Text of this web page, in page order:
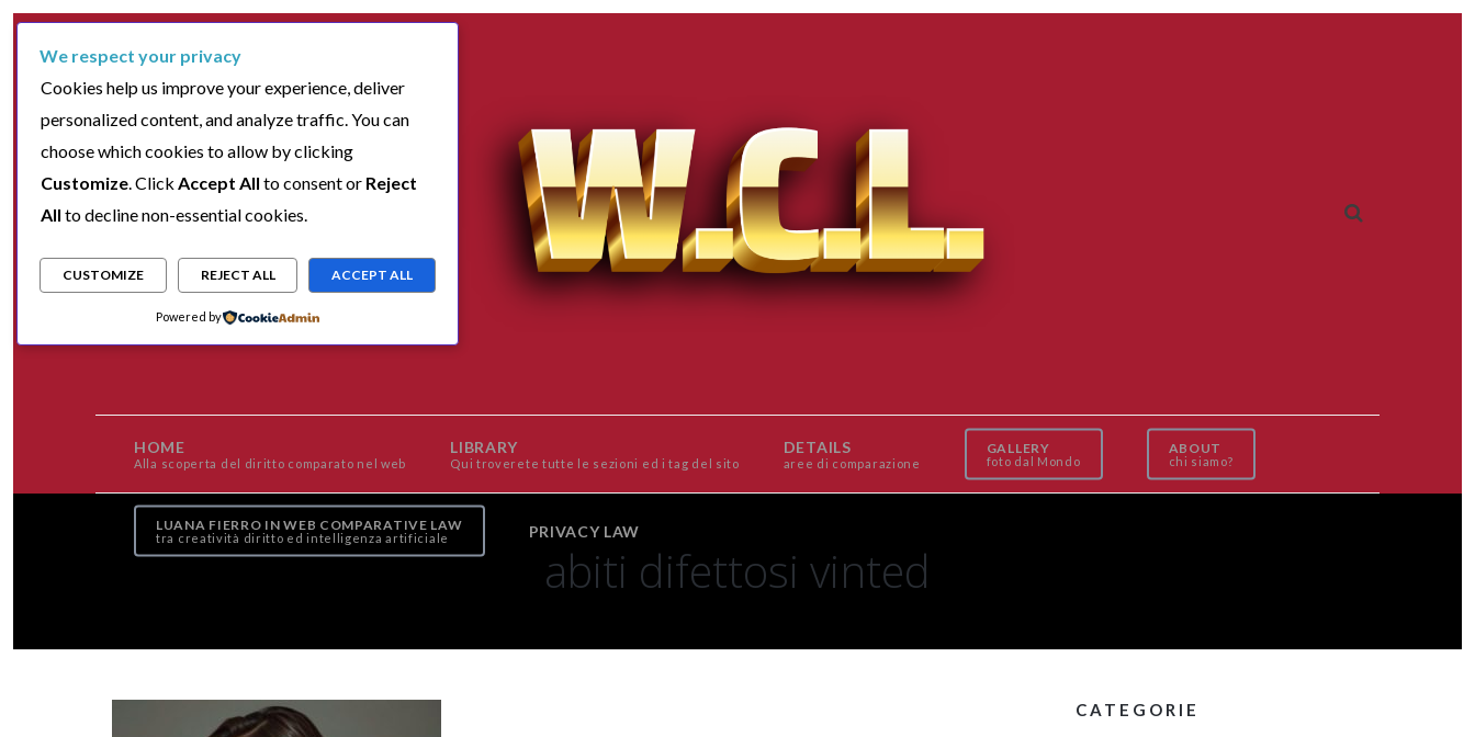
HOME
Alla scoperta del diritto comparato nel web
LIBRARY
Qui troverete tutte le sezioni ed i tag del sito
DETAILS
aree di comparazione
Family
Law
Law
GALLERY
foto dal Mondo
ABOUT
chi siamo?
LUANA FIERRO IN WEB COMPARATIVE LAW
tra creatività diritto ed intelligenza artificiale PRIVACY LAW
abiti difettosi vinted
CATEGORIE
We respect your privacy
Cookies help us improve your experience, deliver
personalized content, and analyze traffic. You can
choose which cookies to allow by clicking
Customize. Click Accept All to consent or Reject
All to decline non-essential cookies.
CUSTOMIZE REJECT ALL ACCEPT ALL
Powered by